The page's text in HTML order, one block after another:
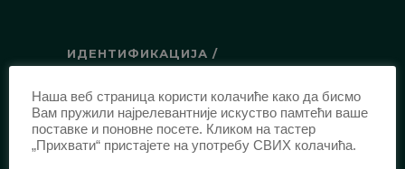
ИДЕНТИФИКАЦИЈА /
ISSN:0003-2565(Штампано издање)
еISSN:2406-2693(Онлајн издање)
DOI:10.51204/Anali_PFBU_1906
Наша веб страница користи колачиће како да бисмо
Вам пружили најрелевантније искуство памтећи ваше
поставке и поновне посете. Кликом на тастер
„Прихвати“ пристајете на употребу СВИХ колачића.